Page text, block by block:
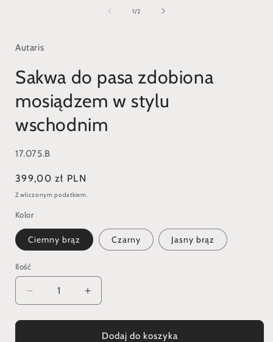
1/z2
Autaris
Sakwa do pasa zdobiona
mosiądzem w stylu
wschodnim
SKU:
17.075.B
Cena
regularna
399,00 zł PLN
Z wliczonym podatkiem.
Kolor
Ciemny brąz Czarny Jasny brąz
Ilość
Zmniejsz
ilość
dla
Zwiększ
ilość
dla
Sakwa
Dodaj do koszyka